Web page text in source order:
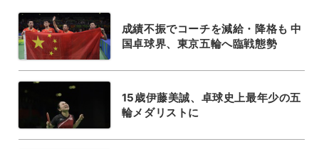
成績不振でコーチを減給・降格も 中
国卓球界、東京五輪へ臨戦態勢
15歳伊藤美誠、卓球史上最年少の五
輪メダリストに